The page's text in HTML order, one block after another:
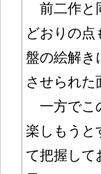
前二作と
どおりの
盤の絵解
させられた
一方でこ
楽しもうと
て把握して